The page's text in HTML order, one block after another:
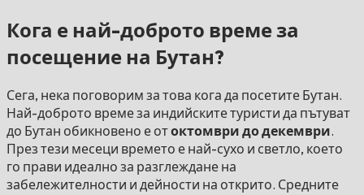
Кога е най-доброто време за
посещение на Бутан?
Сега, нека поговорим за това кога да посетите Бутан.
Най-доброто време за индийските туристи да пътуват
до Бутан обикновено е отоктомври до декември.
През тези месеци времето е най-сухо и светло, което
го прави идеално за разглеждане на
забележителности и дейности на открито. Средните